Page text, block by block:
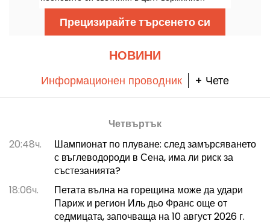
улицата на коменданта Mouchotte. Вътре ви
очакват джаз и добра храна....
Прецизирайте търсенето си
НОВИНИ
Информационен проводник + Чете
Четвъртък
20:48ч.
Шампионат по плуване: след замърсяването
с въглеводороди в Сена, има ли риск за
състезанията?
18:06ч.
Петата вълна на горещина може да удари
Париж и регион Иль дьо Франс още от
седмицата, започваща на 10 август 2026 г.